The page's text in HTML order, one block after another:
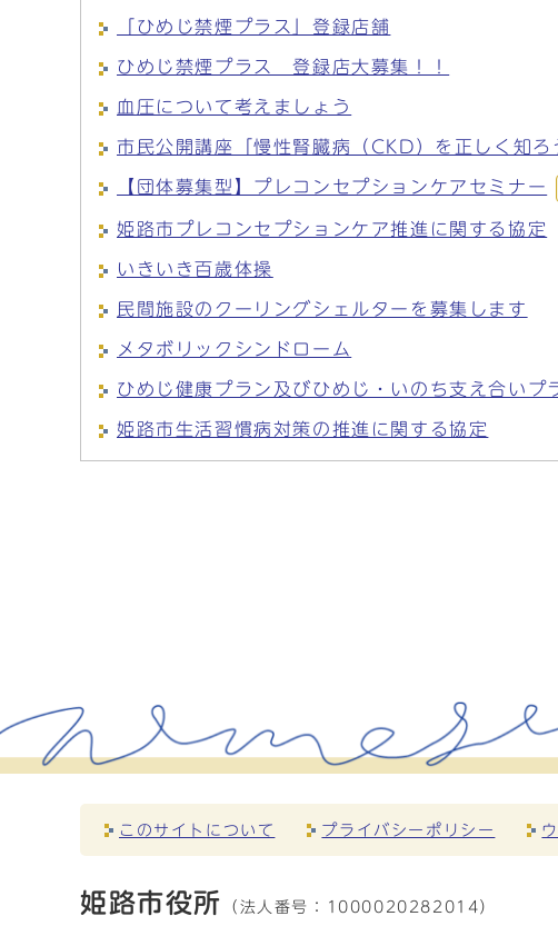
「ひめじ禁煙プラス」登録店舗
ひめじ禁煙プラス 登録店大募集！！
血圧について考えましょう
市民公開講座「慢性腎臓病（CKD）を正しく知ろ
【団体募集型】プレコンセプションケアセミナー
姫路市プレコンセプションケア推進に関する協定
いきいき百歳体操
民間施設のクーリングシェルターを募集します
メタボリックシンドローム
ひめじ健康プラン及びひめじ・いのち支え合いプ
姫路市生活習慣病対策の推進に関する協定
このサイトについて プライバシーポリシー
姫路市役所 （法人番号： 1000020282014）